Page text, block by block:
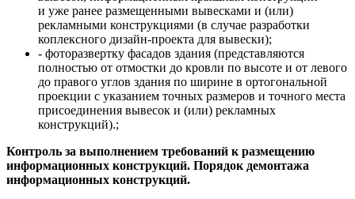
и уже ранее размещенными вывесками и (или)
рекламными конструкциями (в случае разработки
коплексного дизайн-проекта для вывески);
- фоторазвертку фасадов здания (представляются
полностью от отмостки до кровли по высоте и от левого
до правого углов здания по ширине в ортогональной
проекции с указанием точных размеров и точного места
присоединения вывесок и (или) рекламных
конструкций).;
Контроль за выполнением требований к размещению
информационных конструкций. Порядок демонтажа
информационных конструкций.